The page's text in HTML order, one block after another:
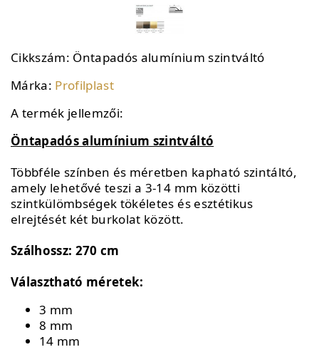
Cikkszám: Öntapadós alumínium szintváltó
Márka: Profilplast
A termék jellemzői:
Öntapadós alumínium szintváltó
Többféle színben és méretben kapható szintáltó,
amely lehetővé teszi a 3-14 mm közötti
szintkülömbségek tökéletes és esztétikus
elrejtését két burkolat között.
Szálhossz: 270 cm
Választható méretek:
3 mm
8 mm
14 mm